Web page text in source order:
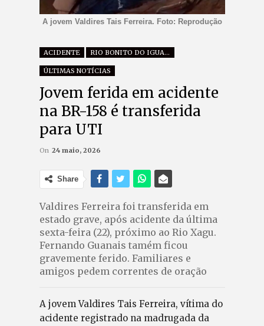
A jovem Valdires Tais Ferreira. Foto: Reprodução
ACIDENTE RIO BONITO DO IGUAÇU
ÚLTIMAS NOTÍCIAS
Jovem ferida em acidente
na BR-158 é transferida
para UTI
On 24 maio, 2026
Share
Valdires Ferreira foi transferida em
estado grave, após acidente da última
sexta-feira (22), próximo ao Rio Xagu.
Fernando Guanais tamém ficou
gravemente ferido. Familiares e
amigos pedem correntes de oração
A jovem Valdires Tais Ferreira, vítima do
acidente registrado na madrugada da